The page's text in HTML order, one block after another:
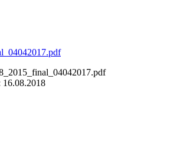
16.08.2018